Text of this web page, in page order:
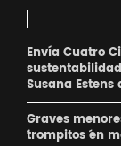
Envía Cuatro
Susana Estens
Graves
´trompitos ´en